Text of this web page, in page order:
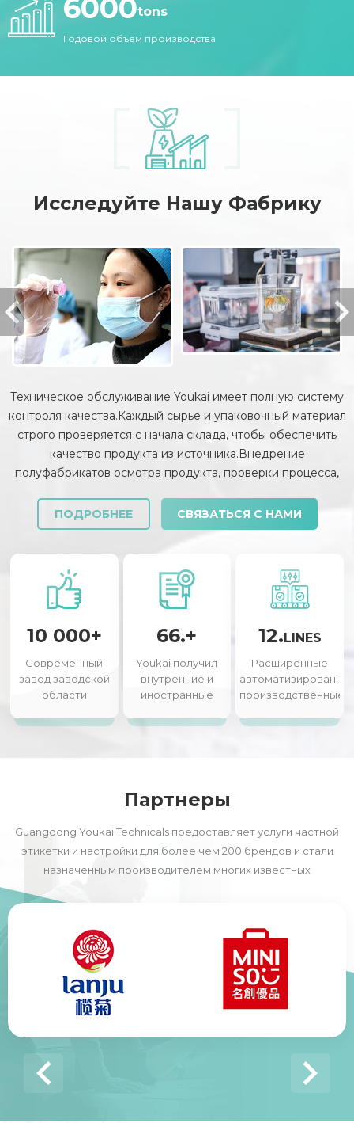
6000tons
Годовой объем производства
Исследуйте Нашу Фабрику
Техническое обслуживание Youkai имеет полную систему
контроля качества.Каждый сырье и упаковочный материал
строго проверяется с начала склада, чтобы обеспечить
качество продукта из источника.Внедрение
полуфабрикатов осмотра продукта, проверки процесса,
доставки и т. Д. Каждая ссылка строго проверяется и
контролируется.
ПОДРОБНЕЕ СВЯЗАТЬСЯ С НАМИ
10 000+
Современный
завод заводской
области
66.+
Youkai получил
внутренние и
иностранные
патенты
12.LINES
Расширенные
производственные
Партнеры
Guangdong Youkai Technicals предоставляет услуги частной
этикетки и настройки для более чем 200 брендов и стали
назначенным производителем многих известных
отечественных и иностранных брендов, в том числе многие